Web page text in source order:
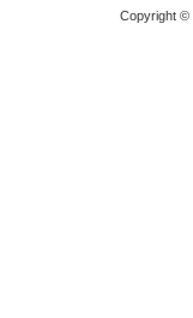
Copyright ©